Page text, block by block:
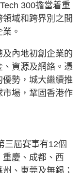
300擔當着重
域和跨界別之間
。
內地初創企業的
、資源及網絡。憑
勢，城大繼續推
場，鞏固香港作
三屆賽事有12個
慶、成都、西
、東莞及無錫；